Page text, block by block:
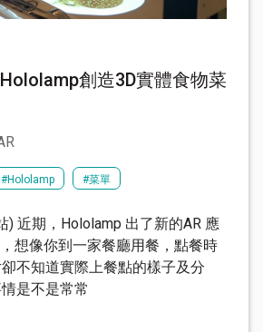
創造3D實體食物菜
#Hololamp #菜單
) 近期，Hololamp 出了新的AR 應
想像你到一家餐廳用餐，點餐時
不知道實際上餐點的樣子及分
是不是常常